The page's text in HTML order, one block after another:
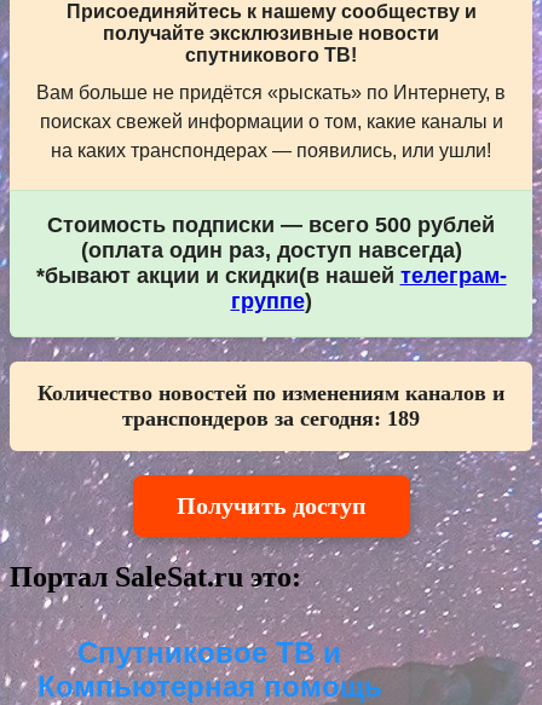
Присоединяйтесь к нашему сообществу и
получайте эксклюзивные новости
спутникового ТВ!
Вам больше не придётся «рыскать» по Интернету, в
поисках свежей информации о том, какие каналы и
на каких транспондерах — появились, или ушли!
Стоимость подписки — всего 500 рублей
(оплата один раз, доступ навсегда)
*бывают акции и скидки(в нашей телеграм-
группе)
Количество новостей по изменениям каналов и
транспондеров за сегодня: 189
Получить доступ
Портал SaleSat.ru это:
Спутниковое ТВ и
Компьютерная помощь